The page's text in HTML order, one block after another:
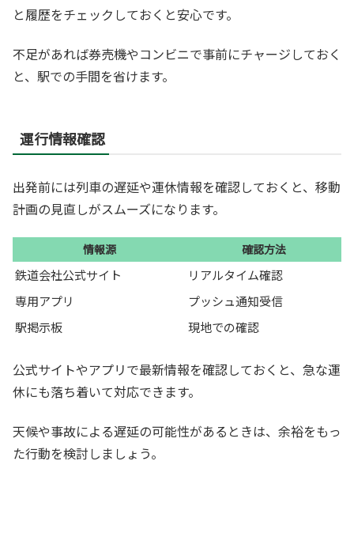
と履歴をチェックしておくと安心です。
不足があれば券売機やコンビニで事前にチャージしておく
と、駅での手間を省けます。
運行情報確認
出発前には列車の遅延や運休情報を確認しておくと、移動
計画の見直しがスムーズになります。
情報源 確認方法
鉄道会社公式サイト
リアルタイム確認
専用アプリ
プッシュ通知受信
駅掲示板
現地での確認
公式サイトやアプリで最新情報を確認しておくと、急な運
休にも落ち着いて対応できます。
天候や事故による遅延の可能性があるときは、余裕をもっ
た行動を検討しましょう。